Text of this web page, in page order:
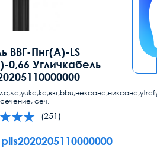
ВВГ-Пнг(А)-LS
0,66 Угличкабель
сечение, сеч.
(251)
plls2020205110000000